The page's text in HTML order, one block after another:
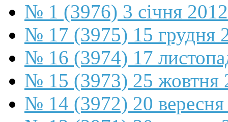
№ 1 (3976) 3 січня 2012
№ 17 (3975) 15 грудня
№ 16 (3974) 17
№ 15 (3973) 25 жовтня
№ 14 (3972) 20 вересня